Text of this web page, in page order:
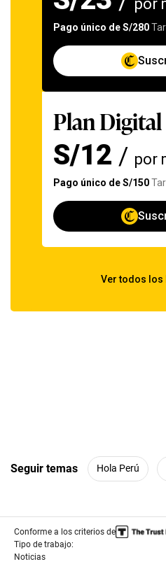
Seguir temas Hola Perú
Conforme a los criterios de
Tipo de trabajo:
Noticias